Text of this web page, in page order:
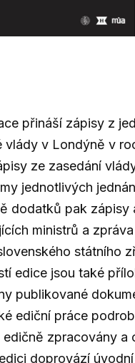
přináší zápisy z
vlády v Londýně v
ze zasedání
jednotlivých
dodatků pak zápisy
ministrů a
státního
edice jsou také
publikované
ediční práce
edičně zpracovány a
doprovází